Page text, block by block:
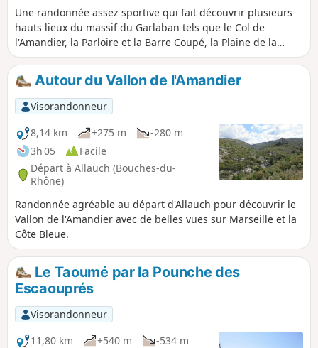
Une randonnée assez sportive qui fait découvrir plusieurs
hauts lieux du massif du Garlaban tels que le Col de
l'Amandier, la Parloire et la Barre Coupé, la Plaine de la
Grive (drôle de plaine toute en relief), le Col du Tubé et le
Taoumé. Le tout avec des beaux points de vue à 360° sur
toute la région. Plaine à ne pas confondre avec la corniche
des Tourdres (grives en provençal) qui se trouve au-dessus
de Lascours.
Autour du Vallon de l'Amandier
Visorandonneur
8,14 km
+275 m
-280 m
3h 05
Facile
Départ à Allauch (Bouches-du-
Rhône)
Randonnée agréable au départ d'Allauch pour découvrir le
Vallon de l'Amandier avec de belles vues sur Marseille et la
Côte Bleue.
Le Taoumé par la Pounche des
Escaouprés
Visorandonneur
11,80 km
+540 m
-534 m